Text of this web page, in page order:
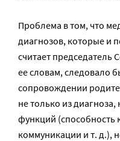
Проблема в том, что
диагнозов, которые и
считает председатель
ее словам, следовало
сопровождении
не только из
функций
коммуникации и т. д.),